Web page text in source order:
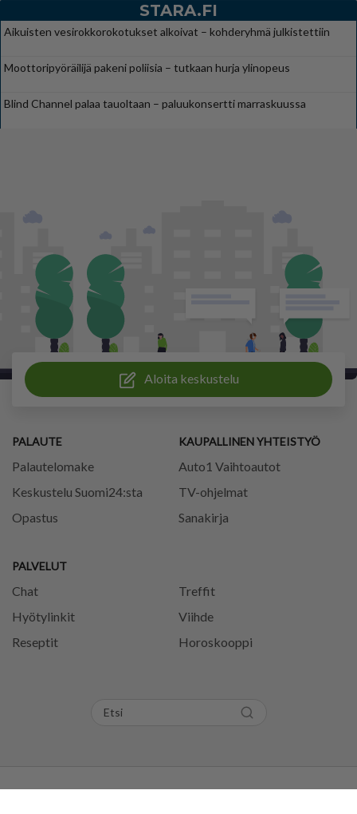
STARA.FI
Aikuisten vesirokkorokotukset alkoivat – kohderyhmä julkistettiin
Moottoripyöräilijä pakeni poliisia – tutkaan hurja ylinopeus
Blind Channel palaa tauoltaan – paluukonsertti marraskuussa
Aloita keskustelu
PALAUTE
Palautelomake
Keskustelu Suomi24:sta
Opastus
PALVELUT
Chat
Treffit
Hyötylinkit
Viihde
Reseptit
Horoskooppi
KAUPALLINEN YHTEISTYÖ
Auto1 Vaihtoautot
TV-ohjelmat
Sanakirja